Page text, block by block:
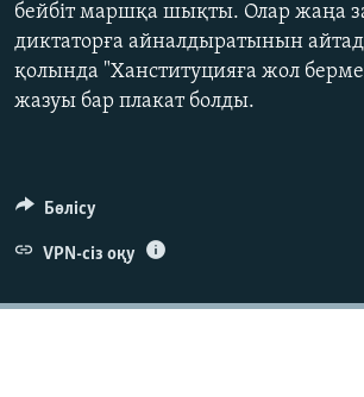
Auto 240p
720p 1080p
бейбіт маршқа шықты. Олар жаңа
диктаторға айналдыратынын
қолында "Ханституцияға жол
жазуы бар плакат болды.
Бөлісу
VPN-сіз оқу